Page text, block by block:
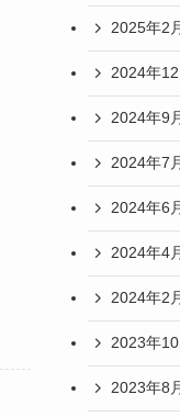
2025年2
2024年12
2024年9
2024年7
2024年6
2024年4
2024年2
2023年10
2023年8